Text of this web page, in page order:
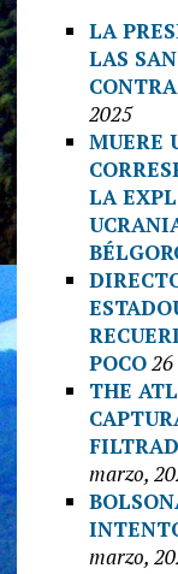
LA
LAS
2025
MUERE
LA
POCO
THE
marzo,
marzo,